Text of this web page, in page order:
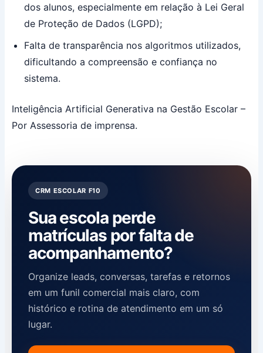
dos alunos, especialmente em relação à Lei Geral
de Proteção de Dados (LGPD);
Falta de transparência nos algoritmos utilizados,
dificultando a compreensão e confiança no
sistema.
Inteligência Artificial Generativa na Gestão Escolar –
Por Assessoria de imprensa.
CRM ESCOLAR F10
Sua escola perde
matrículas por falta de
acompanhamento?
Organize leads, conversas, tarefas e retornos
em um funil comercial mais claro, com
histórico e rotina de atendimento em um só
lugar.